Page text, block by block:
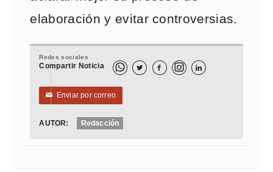
elaboración y evitar controversias.
Redes sociales
Compartir Noticia   
✉ Enviar por correo
AUTOR: Redacción